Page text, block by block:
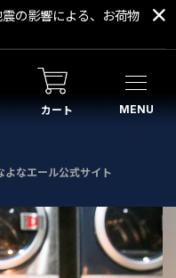
の影響による、お荷物
カート MENU
よなエール公式サイト